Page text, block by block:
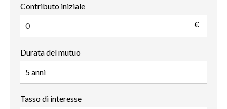
Contributo iniziale
€
Durata del mutuo
Tasso di interesse